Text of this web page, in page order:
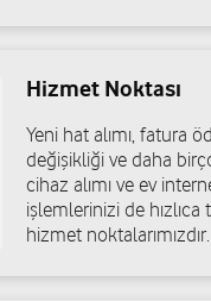
Emin Mercan
No:52 Bornova/İzmir
Hizmet Noktası
Yeni hat alımı, fatura
değişikliği ve daha
cihaz alımı ve ev
işlemlerinizi de
hizmet noktalarımızdır.